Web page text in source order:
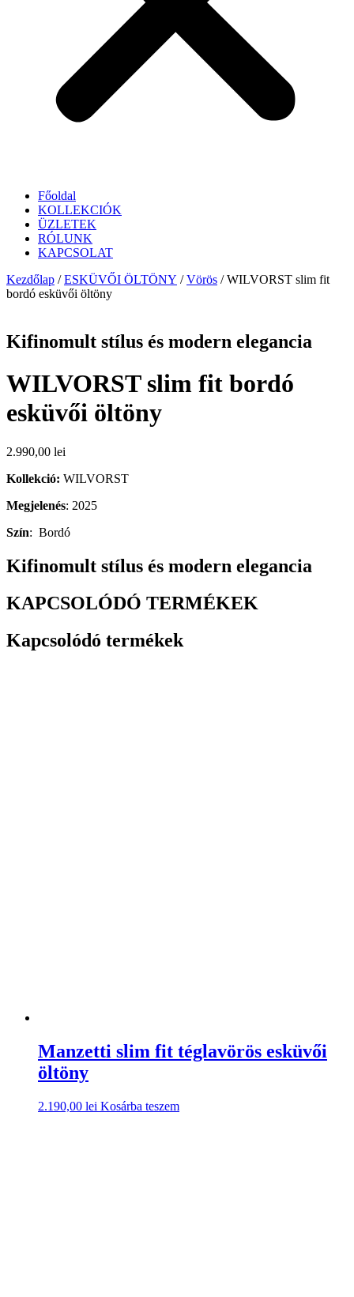
Főoldal
KOLLEKCIÓK
ÜZLETEK
RÓLUNK
KAPCSOLAT
Kezdőlap /ESKÜVŐI ÖLTÖNY /Vörös / WILVORST slim fit
bordó esküvői öltöny
Kifinomult stílus és modern elegancia
WILVORST slim fit bordó
esküvői öltöny
2.990,00 lei
Kollekció: WILVORST
Megjelenés: 2025
Szín: Bordó
Kifinomult stílus és modern elegancia
KAPCSOLÓDÓ TERMÉKEK
Kapcsolódó termékek
Manzetti slim fit téglavörös esküvői
öltöny
2.190,00 lei Kosárba teszem